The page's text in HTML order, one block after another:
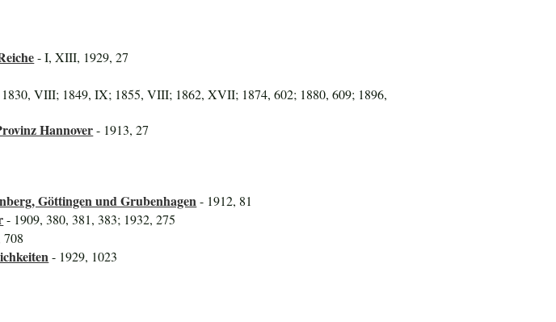
- I, XIII, 1929, 27
VIII; 1849, IX; 1855, VIII; 1862, XVII; 1874, 602; 1880, 609; 1896,
Hannover- 1913, 27
Göttingen und Grubenhagen- 1912, 81
- 1909, 380, 381, 383; 1932, 275
708
- 1929, 1023